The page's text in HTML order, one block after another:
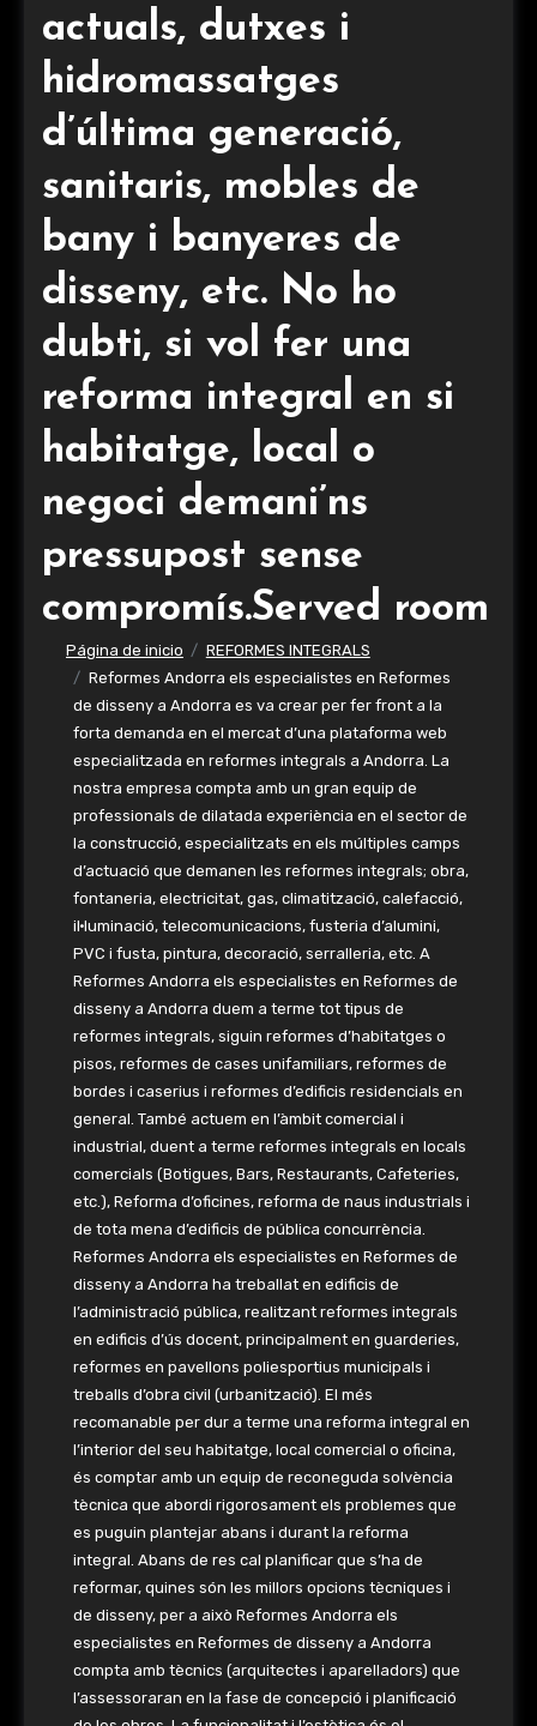
actuals, dutxes i
hidromassatges
d’última generació,
sanitaris, mobles de
bany i banyeres de
disseny, etc. No ho
dubti, si vol fer una
reforma integral en si
habitatge, local o
negoci demani’ns
pressupost sense
compromís.Served room
Página de inicio
REFORMES INTEGRALS
Reformes Andorra els especialistes en Reformes
de disseny a Andorra es va crear per fer front a la
forta demanda en el mercat d’una plataforma web
especialitzada en reformes integrals a Andorra. La
nostra empresa compta amb un gran equip de
professionals de dilatada experiència en el sector de
la construcció, especialitzats en els múltiples camps
d’actuació que demanen les reformes integrals; obra,
fontaneria, electricitat, gas, climatització, calefacció,
il·luminació, telecomunicacions, fusteria d’alumini,
PVC i fusta, pintura, decoració, serralleria, etc. A
Reformes Andorra els especialistes en Reformes de
disseny a Andorra duem a terme tot tipus de
reformes integrals, siguin reformes d’habitatges o
pisos, reformes de cases unifamiliars, reformes de
bordes i caserius i reformes d’edificis residencials en
general. També actuem en l’àmbit comercial i
industrial, duent a terme reformes integrals en locals
comercials (Botigues, Bars, Restaurants, Cafeteries,
etc.), Reforma d’oficines, reforma de naus industrials i
de tota mena d’edificis de pública concurrència.
Reformes Andorra els especialistes en Reformes de
disseny a Andorra ha treballat en edificis de
l’administració pública, realitzant reformes integrals
en edificis d’ús docent, principalment en guarderies,
reformes en pavellons poliesportius municipals i
treballs d’obra civil (urbanització). El més
recomanable per dur a terme una reforma integral en
l’interior del seu habitatge, local comercial o oficina,
és comptar amb un equip de reconeguda solvència
tècnica que abordi rigorosament els problemes que
es puguin plantejar abans i durant la reforma
integral. Abans de res cal planificar que s’ha de
reformar, quines són les millors opcions tècniques i
de disseny, per a això Reformes Andorra els
especialistes en Reformes de disseny a Andorra
compta amb tècnics (arquitectes i aparelladors) que
l’assessoraran en la fase de concepció i planificació